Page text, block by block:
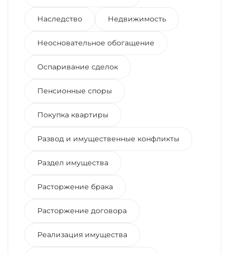
Наследство Недвижимость
Неосновательное обогащение
Оспаривание сделок
Пенсионные споры
Покупка квартиры
Развод и имущественные конфликты
Раздел имущества
Расторжение брака
Расторжение договора
Реализация имущества